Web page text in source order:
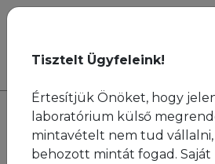
Ugrás a fő tartalomra
Kezdőlap
Lakossági
Vízvizsgálatok
Tisztelt Ügyfeleink!
Értesítjük Önöket, hogy
laboratórium külső
mintavételt nem tud vállalni,
behozott mintát fogad. Saját